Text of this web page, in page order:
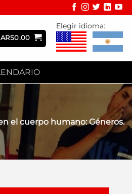
ARS0.00
Elegir idioma:
el cuerpo humano: Géneros.